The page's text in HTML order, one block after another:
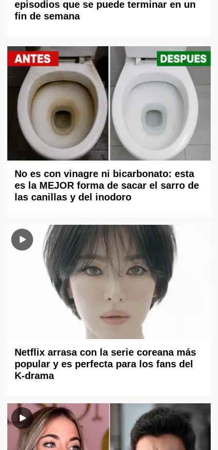
episodios que se puede terminar en un
fin de semana
No es con vinagre ni bicarbonato: esta
es la MEJOR forma de sacar el sarro de
las canillas y del inodoro
Netflix arrasa con la serie coreana más
popular y es perfecta para los fans del
K-drama